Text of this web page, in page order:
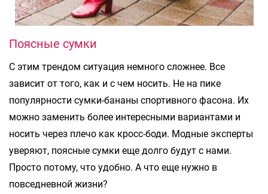
Поясные сумки
С этим трендом ситуация немного сложнее. Все
зависит от того, как и с чем носить. Не на пике
популярности сумки-бананы спортивного фасона. Их
можно заменить более интересными вариантами и
носить через плечо как кросс-боди. Модные эксперты
уверяют, поясные сумки еще долго будут с нами.
Просто потому, что удобно. А что еще нужно в
повседневной жизни?